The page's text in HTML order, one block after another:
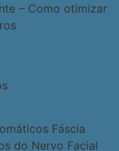
– Como otimizar
Fáscia
do Nervo Facial